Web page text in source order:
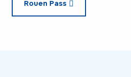
Rouen Pass